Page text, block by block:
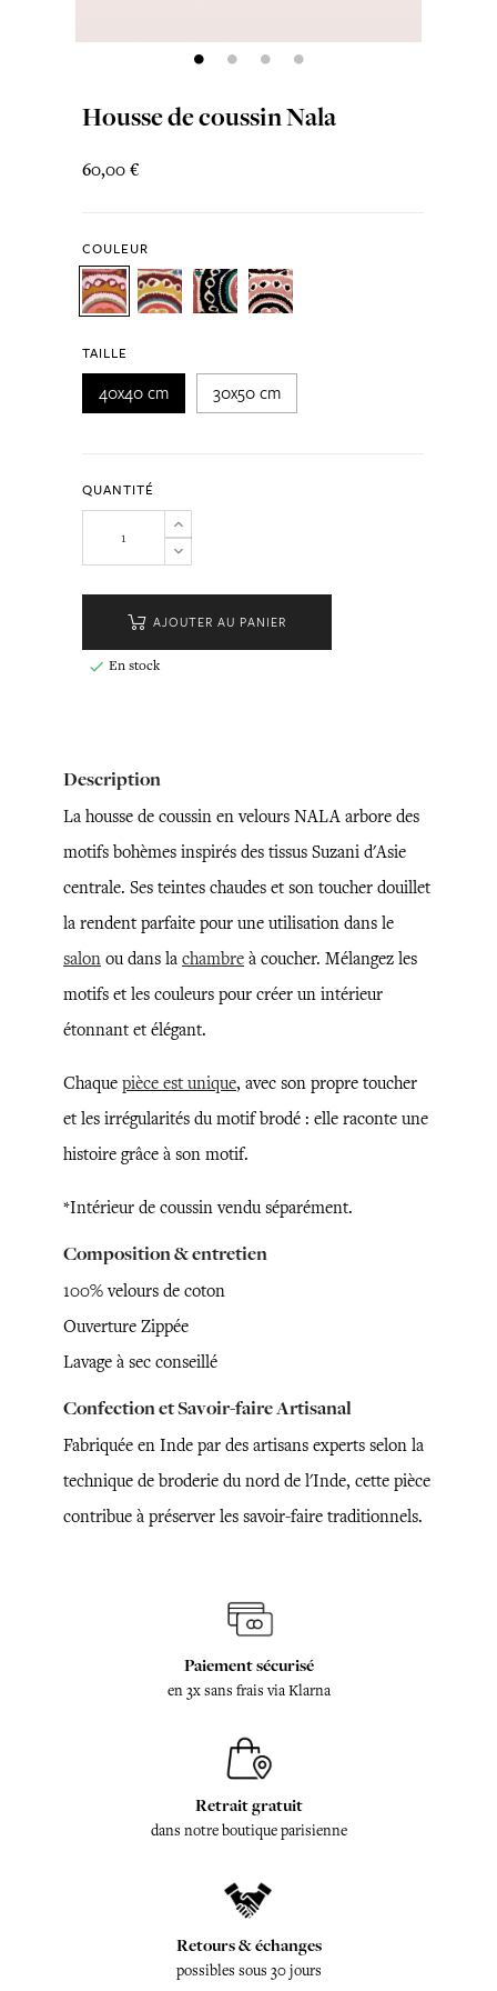
Housse de coussin Nala
60,00 €
COULEUR
TAILLE
40x40 cm 30x50 cm
QUANTITÉ
AJOUTER AU PANIER
 En stock
Description
La housse de coussin en velours NALA arbore des
motifs bohèmes inspirés des tissus Suzani d'Asie
centrale. Ses teintes chaudes et son toucher douillet
la rendent parfaite pour une utilisation dans le
salon ou dans la chambre à coucher. Mélangez les
motifs et les couleurs pour créer un intérieur
étonnant et élégant.
Chaque pièce est unique, avec son propre toucher
et les irrégularités du motif brodé : elle raconte une
histoire grâce à son motif.
*Intérieur de coussin vendu séparément.
Composition & entretien
100% velours de coton
Ouverture Zippée
Lavage à sec conseillé
Confection et Savoir-faire Artisanal
Fabriquée en Inde par des artisans experts selon la
technique de broderie du nord de l'Inde, cette pièce
contribue à préserver les savoir-faire traditionnels.
Paiement sécurisé
en 3x sans frais via Klarna
Retrait gratuit
dans notre boutique parisienne
Retours & échanges
possibles sous 30 jours